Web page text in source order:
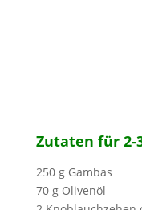
Zutaten für 2-
250 g Gambas
70 g Olivenöl